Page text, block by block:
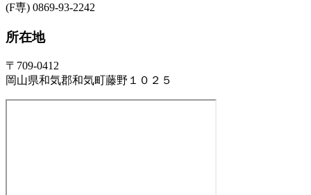
(F専) 0869-93-2242
所在地
〒709-0412
岡山県和気郡和気町藤野１０２５